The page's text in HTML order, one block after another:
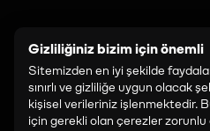
İLETİŞİM
art@paribu.com
PROGRAMLAMA:
Gizliliğiniz bizim için önemli
Sitemizden en iyi şekilde
sınırlı ve gizliliğe uygun olacak
kişisel verileriniz işlenmektedir.
için gerekli olan çerezler zorunlu